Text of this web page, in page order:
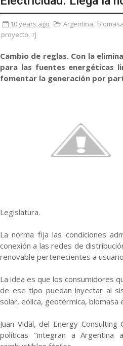
10 years ago Argentina, biomasa
proyecto, rj
Cambio de reglas. Con la
para las fuentes energéticas
fomentar la generación por
Legislatura.
La norma fija las condiciones
conexión a las redes de
renovable pertenecientes a
La idea es que los consumidores
de ese tipo puedan inyectar al
solar, eólica, geotérmica, biomasa
Juan Vidal, del Energy
políticas "integran a